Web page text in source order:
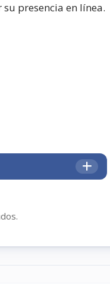
presencia en línea.